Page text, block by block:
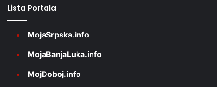
Lista Portala
MojaSrpska.info
MojaBanjaLuka.info
MojDoboj.info